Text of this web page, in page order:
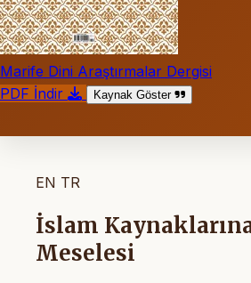
Marife Dini Araştırmalar Dergisi
PDF İndir
Kaynak Göster
EN TR
İslam
Meselesi